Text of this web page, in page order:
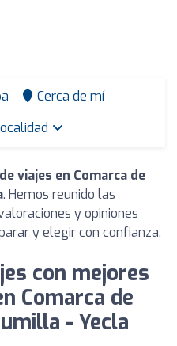
Cerca de mí
viajes en Comarca de
. Hemos reunido las
y opiniones
y elegir con confianza.
con mejores
Comarca de
- Yecla